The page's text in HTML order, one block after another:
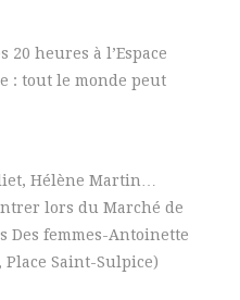
20 heures à l’Espace
: tout le monde peut
Hélène Martin…
lors du Marché de
Des femmes-Antoinette
Place Saint-Sulpice)